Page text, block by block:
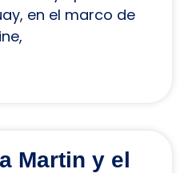
en el marco de
Martin y el